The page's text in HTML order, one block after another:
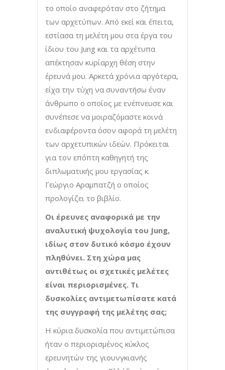
το οποίο αναφερόταν στο ζήτημα
των αρχετύπων. Από εκεί και έπειτα,
εστίασα τη μελέτη μου στα έργα του
ίδιου του Jung και τα αρχέτυπα
απέκτησαν κυρίαρχη θέση στην
έρευνά μου. Αρκετά χρόνια αργότερα,
είχα την τύχη να συναντήσω έναν
άνθρωπο ο οποίος με ενέπνευσε και
συνέπεσε να μοιραζόμαστε κοινά
ενδιαφέροντα όσον αφορά τη μελέτη
των αρχετυπικών ιδεών. Πρόκειται
για τον επόπτη καθηγητή της
διπλωματικής μου εργασίας κ.
Γεώργιο Αραμπατζή ο οποίος
προλογίζει το βιβλίο.
Οι έρευνες αναφορικά με την
αναλυτική ψυχολογία του Jung,
ιδίως στον δυτικό κόσμο έχουν
πληθύνει. Στη χώρα μας
αντιθέτως οι σχετικές μελέτες
είναι περιορισμένες. Τι
δυσκολίες αντιμετωπίσατε κατά
της συγγραφή της μελέτης σας;
Η κύρια δυσκολία που αντιμετώπισα
ήταν ο περιορισμένος κύκλος
ερευνητών της γιουνγκιανής